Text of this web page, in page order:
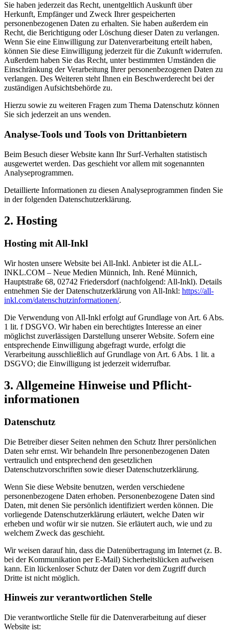
Sie haben jederzeit das Recht, unentgeltlich Auskunft über
Herkunft, Empfänger und Zweck Ihrer gespeicherten
personenbezogenen Daten zu erhalten. Sie haben außerdem ein
Recht, die Berichtigung oder Löschung dieser Daten zu verlangen.
Wenn Sie eine Einwilligung zur Datenverarbeitung erteilt haben,
können Sie diese Einwilligung jederzeit für die Zukunft widerrufen.
Außerdem haben Sie das Recht, unter bestimmten Umständen die
Einschränkung der Verarbeitung Ihrer personenbezogenen Daten zu
verlangen. Des Weiteren steht Ihnen ein Beschwerderecht bei der
zuständigen Aufsichtsbehörde zu.
Hierzu sowie zu weiteren Fragen zum Thema Datenschutz können
Sie sich jederzeit an uns wenden.
Analyse-Tools und Tools von Dritt­anbietern
Beim Besuch dieser Website kann Ihr Surf-Verhalten statistisch
ausgewertet werden. Das geschieht vor allem mit sogenannten
Analyseprogrammen.
Detaillierte Informationen zu diesen Analyseprogrammen finden Sie
in der folgenden Datenschutzerklärung.
2. Hosting
Hosting mit All-Inkl
Wir hosten unsere Website bei All-Inkl. Anbieter ist die ALL-
INKL.COM – Neue Medien Münnich, Inh. René Münnich,
Hauptstraße 68, 02742 Friedersdorf (nachfolgend: All-Inkl). Details
entnehmen Sie der Datenschutzerklärung von All-Inkl: https://all-
inkl.com/datenschutzinformationen/.
Die Verwendung von All-Inkl erfolgt auf Grundlage von Art. 6 Abs.
1 lit. f DSGVO. Wir haben ein berechtigtes Interesse an einer
möglichst zuverlässigen Darstellung unserer Website. Sofern eine
entsprechende Einwilligung abgefragt wurde, erfolgt die
Verarbeitung ausschließlich auf Grundlage von Art. 6 Abs. 1 lit. a
DSGVO; die Einwilligung ist jederzeit widerrufbar.
3. Allgemeine Hinweise und Pflicht­
informationen
Datenschutz
Die Betreiber dieser Seiten nehmen den Schutz Ihrer persönlichen
Daten sehr ernst. Wir behandeln Ihre personenbezogenen Daten
vertraulich und entsprechend den gesetzlichen
Datenschutzvorschriften sowie dieser Datenschutzerklärung.
Wenn Sie diese Website benutzen, werden verschiedene
personenbezogene Daten erhoben. Personenbezogene Daten sind
Daten, mit denen Sie persönlich identifiziert werden können. Die
vorliegende Datenschutzerklärung erläutert, welche Daten wir
erheben und wofür wir sie nutzen. Sie erläutert auch, wie und zu
welchem Zweck das geschieht.
Wir weisen darauf hin, dass die Datenübertragung im Internet (z. B.
bei der Kommunikation per E-Mail) Sicherheitslücken aufweisen
kann. Ein lückenloser Schutz der Daten vor dem Zugriff durch
Dritte ist nicht möglich.
Hinweis zur verantwortlichen Stelle
Die verantwortliche Stelle für die Datenverarbeitung auf dieser
Website ist: